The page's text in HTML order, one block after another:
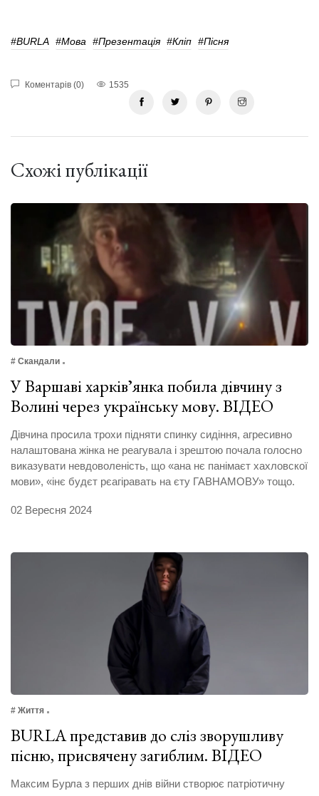
#BURLA #Мова #презентація #кліп #пісня
Коментарів (0) 1535
Схожі публікації
# Скандали
У Варшаві харківʼянка побила дівчину з
Волині через українську мову. ВІДЕО
Дівчина просила трохи підняти спинку сидіння, агресивно
налаштована жінка не реагувала і зрештою почала голосно
виказувати невдоволеність, що «ана нє панімаєт хахловскої
мови», «інє будєт рєагіравать на єту ГАВНАМОВУ» тощо.
02 Вересня 2024
# Життя
BURLA представив до сліз зворушливу
пісню, присвячену загиблим. ВІДЕО
Максим Бурла з перших днів війни створює патріотичну